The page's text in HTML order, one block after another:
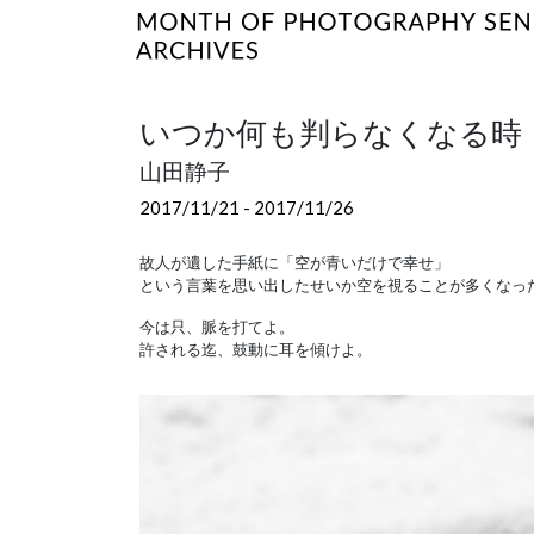
いつか何も判らなくなる時
山田静子
2017/11/21 - 2017/11/26
故人が遺した手紙に「空が青いだけで幸せ」
という言葉を思い出したせいか空を視ることが多くなっ
今は只、脈を打てよ。
許される迄、鼓動に耳を傾けよ。